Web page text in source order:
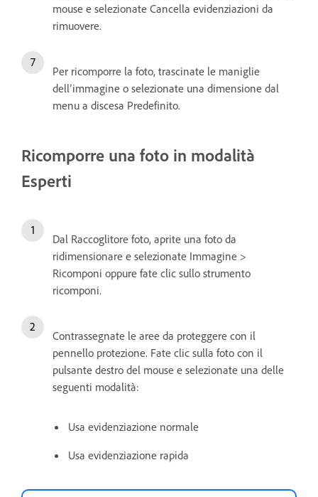
mouse e selezionate Cancella evidenziazioni da
rimuovere.
Per ricomporre la foto, trascinate le maniglie
dell’immagine o selezionate una dimensione dal
menu a discesa Predefinito.
Ricomporre una foto in modalità
Esperti
Dal Raccoglitore foto, aprite una foto da
ridimensionare e selezionate Immagine >
Ricomponi oppure fate clic sullo strumento
ricomponi.
Contrassegnate le aree da proteggere con il
pennello protezione. Fate clic sulla foto con il
pulsante destro del mouse e selezionate una delle
seguenti modalità:
Usa evidenziazione normale
Usa evidenziazione rapida